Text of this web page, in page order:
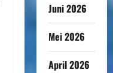
Juni 2026
Mei 2026
April 2026